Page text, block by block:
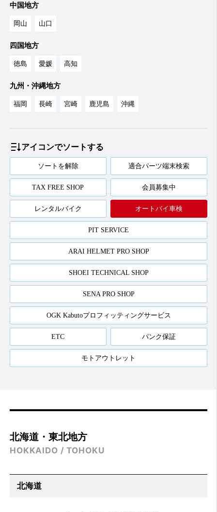
中国地方
岡山 山口
四国地方
徳島 愛媛 高知
九州・沖縄地方
福岡 長崎 宮崎 鹿児島 沖縄
アイコンでソートする
ソートを解除 適合パーツ端末検索
TAX FREE SHOP 会員募集中
レンタルバイク オートバイ車検
PIT SERVICE
ARAI HELMET PRO SHOP
SHOEI TECHNICAL SHOP
SENA PRO SHOP
OGK Kabutoプロフィッティングサービス
ETC パンク保証
モトアウトレット
北海道・東北地方
HOKKAIDO / TOHOKU